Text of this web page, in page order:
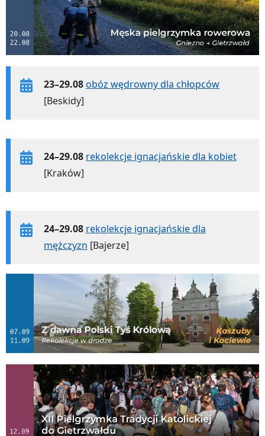
23–29.08obóz wędrowny dla chłopców
[Beskidy]
24–29.08 rekolekcje ignacjańskie dla kobiet
[Kraków]
24–29.08 rekolekcje ignacjańskie dla
mężczyzn [Bajerze]